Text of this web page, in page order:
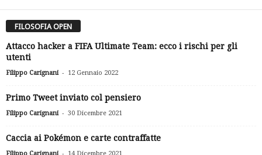
FILOSOFIA OPEN
Attacco hacker a FIFA Ultimate Team: ecco i rischi per gli
utenti
Filippo Carignani - 12 Gennaio 2022
Primo Tweet inviato col pensiero
Filippo Carignani - 30 Dicembre 2021
Caccia ai Pokémon e carte contraffatte
Filippo Carignani - 14 Dicembre 2021